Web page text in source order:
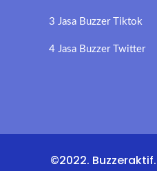
3 Jasa Buzzer Tiktok
4 Jasa Buzzer Twitter
©2022.